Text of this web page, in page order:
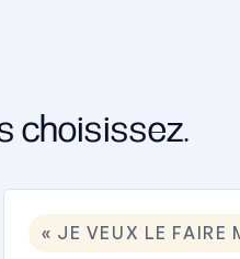
choisissez.
« JE VEUX LE FAIRE